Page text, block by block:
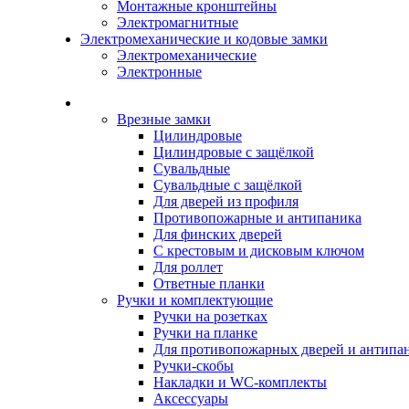
Монтажные кронштейны
Электромагнитные
Электромеханические и кодовые замки
Электромеханические
Электронные
Врезные замки
Цилиндровые
Цилиндровые с защёлкой
Сувальдные
Сувальдные с защёлкой
Для дверей из профиля
Противопожарные и антипаника
Для финских дверей
С крестовым и дисковым ключом
Для роллет
Ответные планки
Ручки и комплектующие
Ручки на розетках
Ручки на планке
Для противопожарных дверей и
Ручки-скобы
Накладки и WC-комплекты
Аксессуары